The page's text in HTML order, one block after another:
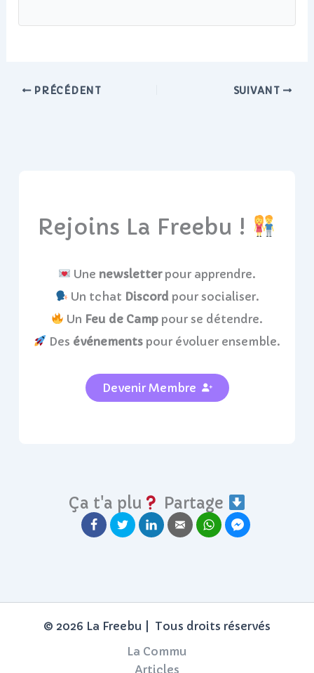
PRÉCÉDENT SUIVANT
Rejoins La Freebu !
Une newsletterpour apprendre.
Un tchat Discord pour socialiser.
Un Feu de Camp pour se détendre.
Des événements pour évoluer ensemble.
Devenir Membre
Ça t'a plu Partage
© 2026 La Freebu | Tous droits réservés
La Commu
Articles